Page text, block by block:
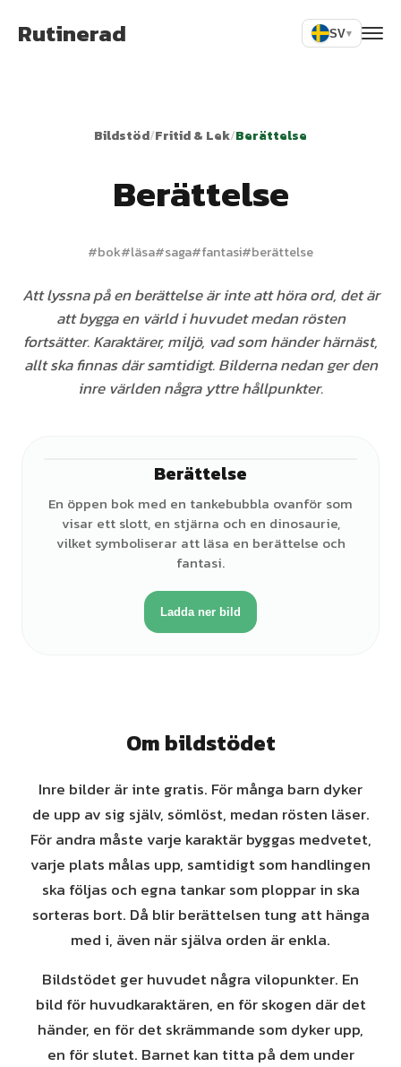
Rutinerad SV▾
Bildstöd/Fritid & Lek/Berättelse
Berättelse
#bok#läsa#saga#fantasi#berättelse
Att lyssna på en berättelse är inte att höra ord, det är
att bygga en värld i huvudet medan rösten
fortsätter. Karaktärer, miljö, vad som händer härnäst,
allt ska finnas där samtidigt. Bilderna nedan ger den
inre världen några yttre hållpunkter.
Berättelse
En öppen bok med en tankebubbla ovanför som
visar ett slott, en stjärna och en dinosaurie,
vilket symboliserar att läsa en berättelse och
fantasi.
Ladda ner bild
Om bildstödet
Inre bilder är inte gratis. För många barn dyker
de upp av sig själv, sömlöst, medan rösten läser.
För andra måste varje karaktär byggas medvetet,
varje plats målas upp, samtidigt som handlingen
ska följas och egna tankar som ploppar in ska
sorteras bort. Då blir berättelsen tung att hänga
med i, även när själva orden är enkla.
Bildstödet ger huvudet några vilopunkter. En
bild för huvudkaraktären, en för skogen där det
händer, en för det skrämmande som dyker upp,
en för slutet. Barnet kan titta på dem under